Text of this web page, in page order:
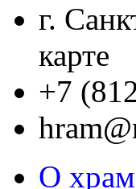
г.
карте
+7
О